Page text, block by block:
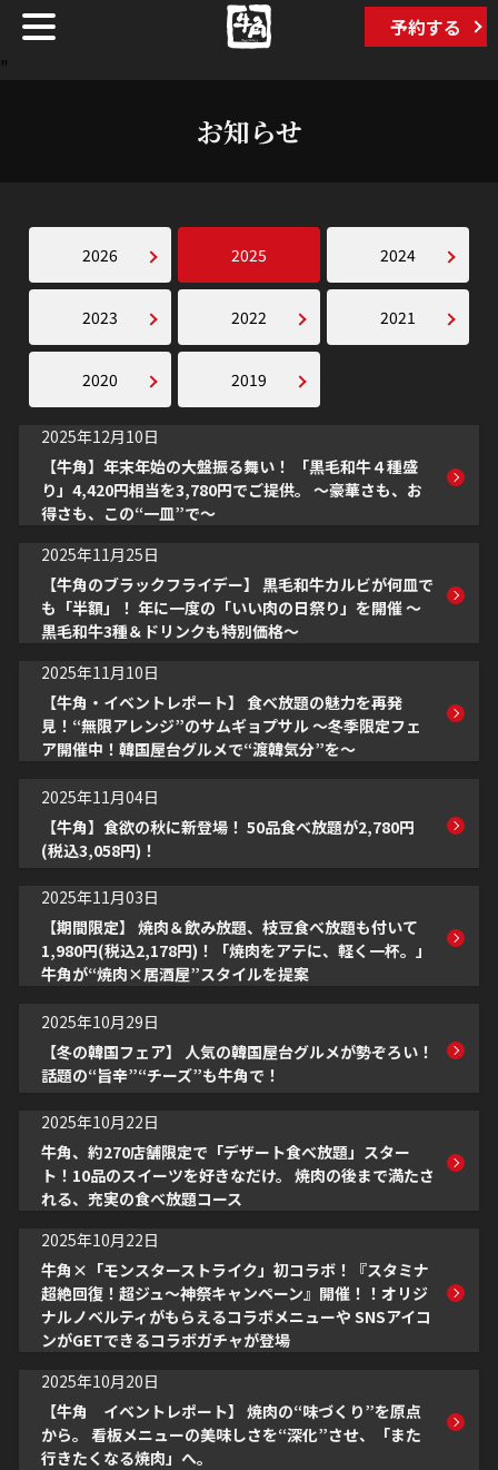
予約する
"
お知らせ
2026 2025 2024
2023 2022 2021
2020 2019
2025年12月10日
【牛角】年末年始の大盤振る舞い！ 「黒毛和牛４種盛
り」4,420円相当を3,780円でご提供。 ～豪華さも、お
得さも、この“一皿”で～
2025年11月25日
【牛角のブラックフライデー】 黒毛和牛カルビが何皿で
も「半額」！ 年に一度の「いい肉の日祭り」を開催 ～
黒毛和牛3種＆ドリンクも特別価格～
2025年11月10日
【牛角・イベントレポート】 食べ放題の魅力を再発
見！“無限アレンジ”のサムギョプサル ～冬季限定フェ
ア開催中！韓国屋台グルメで“渡韓気分”を～
2025年11月04日
【牛角】食欲の秋に新登場！ 50品食べ放題が2,780円
(税込3,058円)！
2025年11月03日
【期間限定】 焼肉＆飲み放題、枝豆食べ放題も付いて
1,980円(税込2,178円)！「焼肉をアテに、軽く一杯。」
牛角が“焼肉×居酒屋”スタイルを提案
2025年10月29日
【冬の韓国フェア】 人気の韓国屋台グルメが勢ぞろい！
話題の“旨辛”“チーズ”も牛角で！
2025年10月22日
牛角、約270店舗限定で「デザート食べ放題」スター
ト！10品のスイーツを好きなだけ。 焼肉の後まで満たさ
れる、充実の食べ放題コース
2025年10月22日
牛角×「モンスターストライク」初コラボ！『スタミナ
超絶回復！超ジュ～神祭キャンペーン』開催！！オリジ
ナルノベルティがもらえるコラボメニューや SNSアイコ
ンがGETできるコラボガチャが登場
2025年10月20日
【牛角 イベントレポート】 焼肉の“味づくり”を原点
から。 看板メニューの美味しさを“深化”させ、「また
行きたくなる焼肉」へ。